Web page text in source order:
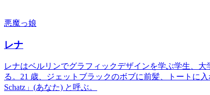
悪魔っ娘
レナ
レナはベルリンでグラフィックデザインを学ぶ学生、
る。21 歳、ジェットブラックのボブに前髪、トートに
Schatz」(あなた) と呼ぶ。